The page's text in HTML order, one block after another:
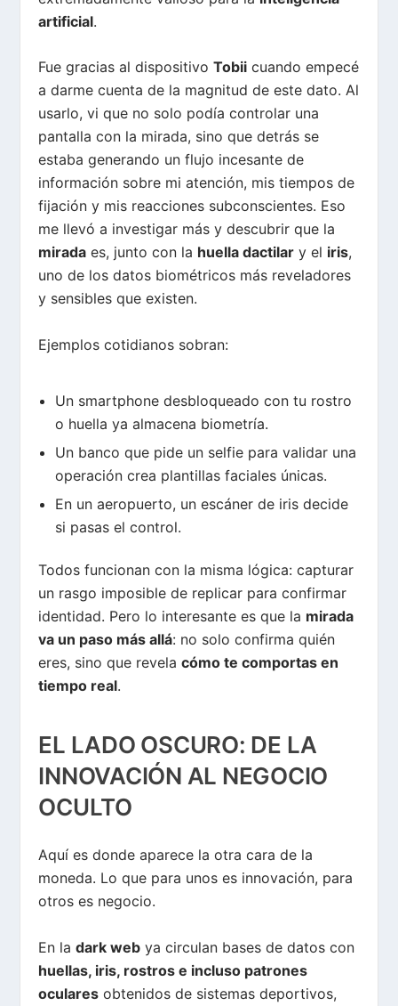
artificial.
Fue gracias al dispositivoTobii cuando empecé
a darme cuenta de la magnitud de este dato. Al
usarlo, vi que no solo podía controlar una
pantalla con la mirada, sino que detrás se
estaba generando un flujo incesante de
información sobre mi atención, mis tiempos de
fijación y mis reacciones subconscientes. Eso
me llevó a investigar más y descubrir que la
mirada es, junto con la huella dactilar y el iris,
uno de los datos biométricos más reveladores
y sensibles que existen.
Ejemplos cotidianos sobran:
Un smartphone desbloqueado con tu rostro
o huella ya almacena biometría.
Un banco que pide un selfie para validar una
operación crea plantillas faciales únicas.
En un aeropuerto, un escáner de iris decide
si pasas el control.
Todos funcionan con la misma lógica: capturar
un rasgo imposible de replicar para confirmar
identidad. Pero lo interesante es que la mirada
va un paso más allá: no solo confirma quién
eres, sino que revelacómo te comportas en
tiempo real.
EL LADO OSCURO: DE LA
INNOVACIÓN AL NEGOCIO
OCULTO
Aquí es donde aparece la otra cara de la
moneda. Lo que para unos es innovación, para
otros es negocio.
En ladark web ya circulan bases de datos con
huellas, iris, rostros e incluso patrones
oculares obtenidos de sistemas deportivos,